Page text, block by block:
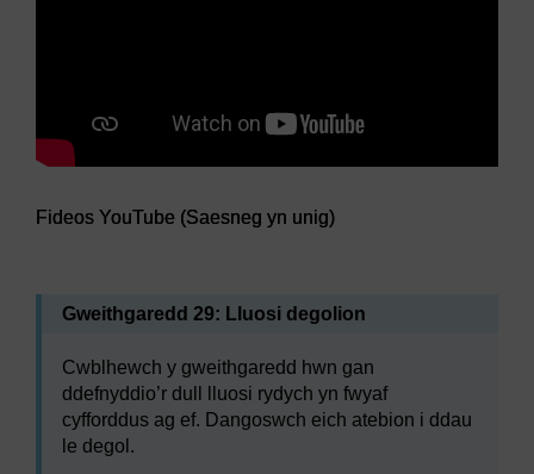
Fideos YouTube (Saesneg yn unig)
Gweithgaredd 29: Lluosi degolion
Cwblhewch y gweithgaredd hwn gan
ddefnyddio’r dull lluosi rydych yn fwyaf
cyfforddus ag ef. Dangoswch eich atebion i ddau
le degol.